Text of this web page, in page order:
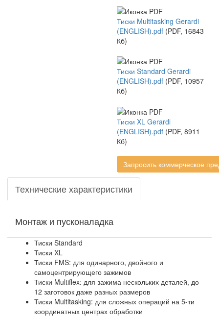
Тиски Multitasking Gerardi
(ENGLISH).pdf (PDF, 16843
Кб)
Тиски Standard Gerardi
(ENGLISH).pdf (PDF, 10957
Кб)
Тиски XL Gerardi
(ENGLISH).pdf (PDF, 8911
Кб)
Запросить коммерческое
Технические характеристики
Монтаж и пусконаладка
Тиски Standard
Тиски XL
Тиски FMS: для одинарного, двойного и
самоцентрирующего зажимов
Тиски Multiflex: для зажима нескольких деталей, до
12 заготовок даже разных размеров
Тиски Multitasking: для сложных операций на 5-ти
координатных центрах обработки